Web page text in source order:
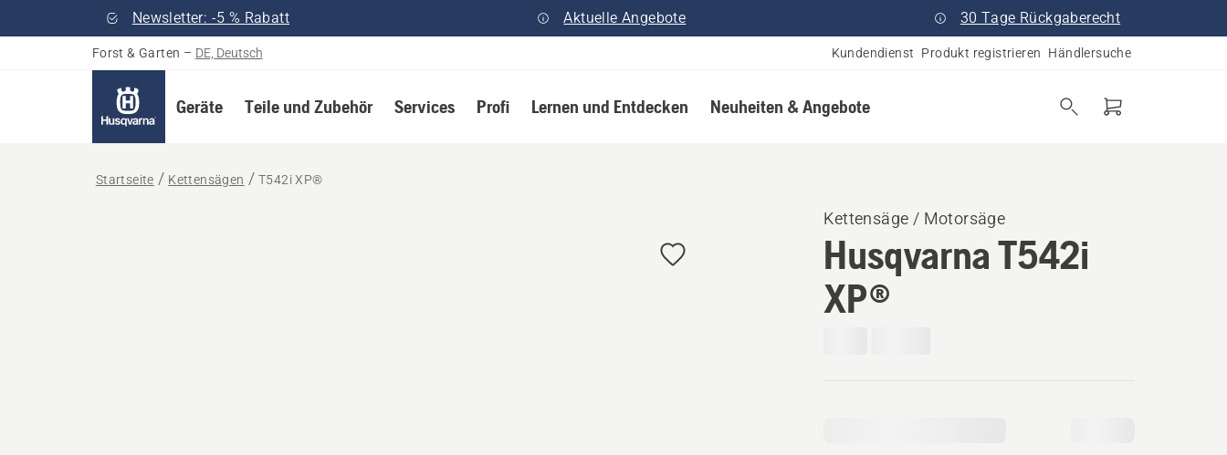
Newsletter: -5 % Rabatt Aktuelle Angebote 30 Tage Rückgaberecht
Forst & Garten – DE, Deutsch Kundendienst Produkt registrieren Händlersuche
Geräte Teile und Zubehör Services Profi Lernen und Entdecken Neuheiten & Angebote
Startseite Kettensägen T542i XP®
Kettensäge / Motorsäge
Husqvarna T542i
XP®